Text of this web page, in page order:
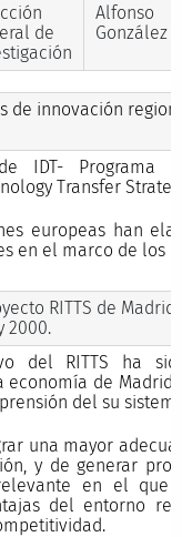
de
Alfonso
González
de innovación
IDT- Programa
Transfer
europeas han
en el marco de los
RITTS de
2000.
del RITTS ha
economía de Madrid
del su
una mayor
y de generar
en el que
del entorno